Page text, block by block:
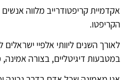
אקדמיית קריפטודרייב מלווה
הקריפטו.
לאורך השנים ליוותי אלפיי
במטבעות דיגיטליים, בצורה